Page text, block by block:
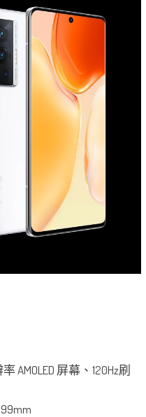
AMOLED 屏幕、120Hz刷